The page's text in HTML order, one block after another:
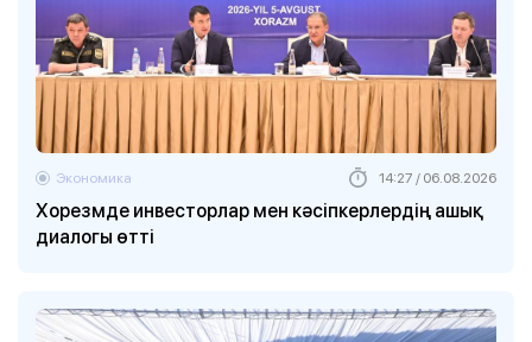
Хорезмде инвесторлар мен кәсіпкерлердің ашық
диалогы өтті
Экономика 14:27 / 06.08.2026